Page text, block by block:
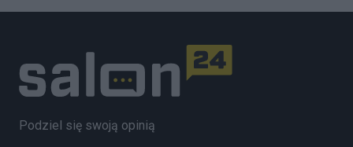
Podziel się swoją opinią